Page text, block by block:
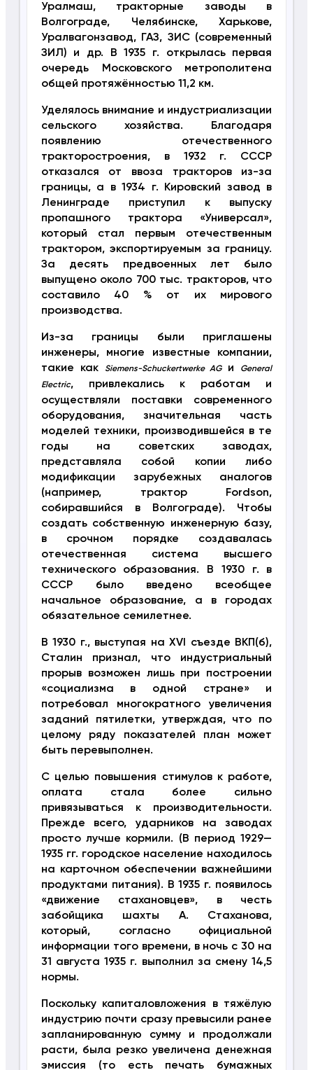
Уралмаш, тракторные заводы в
Волгограде, Челябинске, Харькове,
Уралвагонзавод, ГАЗ, ЗИС (современный
ЗИЛ) и др. В 1935 г. открылась первая
очередь Московского метрополитена
общей протяжённостью 11,2 км.
Уделялось внимание и индустриализации
сельского хозяйства. Благодаря
появлению отечественного
тракторостроения, в 1932 г. СССР
отказался от ввоза тракторов из-за
границы, а в 1934 г. Кировский завод в
Ленинграде приступил к выпуску
пропашного трактора «Универсал»,
который стал первым отечественным
трактором, экспортируемым за границу.
За десять предвоенных лет было
выпущено около 700 тыс. тракторов, что
составило 40 % от их мирового
производства.
Из-за границы были приглашены
инженеры, многие известные компании,
такие как
Siemens-Schuckertwerke AGи
General
Electric, привлекались к работам и
осуществляли поставки современного
оборудования, значительная часть
моделей техники, производившейся в те
годы на советских заводах,
представляла собой копии либо
модификации зарубежных аналогов
(например, трактор Fordson,
собиравшийся в Волгограде). Чтобы
создать собственную инженерную базу,
в срочном порядке создавалась
отечественная система высшего
технического образования. В 1930 г. в
СССР было введено всеобщее
начальное образование, а в городах
обязательное семилетнее.
В 1930 г., выступая на XVI съезде ВКП(б),
Сталин признал, что индустриальный
прорыв возможен лишь при построении
«социализма в одной стране» и
потребовал многократного увеличения
заданий пятилетки, утверждая, что по
целому ряду показателей план может
быть перевыполнен.
С целью повышения стимулов к работе,
оплата стала более сильно
привязываться к производительности.
Прежде всего, ударников на заводах
просто лучше кормили. (В период 1929—
1935 гг. городское население находилось
на карточном обеспечении важнейшими
продук­тами питания). В 1935 г. появилось
«движение стахановцев», в честь
забойщика шахты А. Стаханова,
который, согласно официальной
информации того времени, в ночь с 30 на
31 августа 1935 г. выполнил за смену 14,5
нормы.
Поскольку капиталовложения в тяжёлую
индустрию почти сразу превысили ранее
запланированную сумму и продолжали
расти, была резко увеличена денежная
эмиссия (то есть печать бумажных